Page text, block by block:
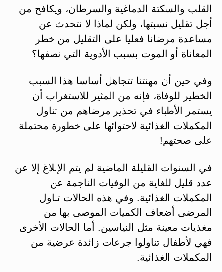
القلب والسكتة الدماغية والسرطان، ويكافح من
أجل تقليل نسبتها، ولكن لماذا لا نتحدث عن
مساعدة مرضانا فعليا على التقليل من خطر
المعاناة أو الموت بسبب الأدوية التي نصفها؟
وفي حين أن مهنتنا تتجاهل أساسا هذا السبب
الخطير للوفاة، فإنه من المثير للاستغراب أن
يستمر الأطباء في تحذير مرضاهم من تناول
المكملات الغذائية لاحتوائها على خطورة محتملة
على صحتهم!
في السنوات القليلة الماضية لم يتم الإبلاغ إلا عن
عدد قليل للغاية من الوفيات الناجمة عن
المكملات الغذائية. وفي هذه الحالات تناول
المرضى أضعاف الكميات الموصى بها من
مغذيات معينة مثل النياسين. أما الحالات الأخرى
فهي لأطفال تناولوا جرعات زائدة عرضية من
المكملات الغذائية.